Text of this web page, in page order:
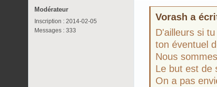
Modérateur
Inscription : 2014-02-05
Messages : 333
Vorash a
D'ailleurs si
ton éventuel
Nous
Le but est de
On a pas